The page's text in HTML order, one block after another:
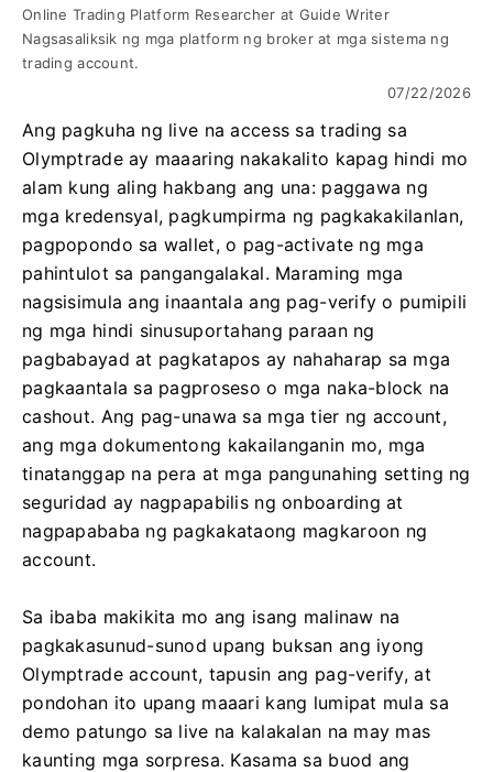
Online Trading Platform Researcher at Guide Writer
Nagsasaliksik ng mga platform ng broker at mga sistema ng
trading account.
07/22/2026
Ang pagkuha ng live na access sa trading sa
Olymptrade ay maaaring nakakalito kapag hindi mo
alam kung aling hakbang ang una: paggawa ng
mga kredensyal, pagkumpirma ng pagkakakilanlan,
pagpopondo sa wallet, o pag-activate ng mga
pahintulot sa pangangalakal. Maraming mga
nagsisimula ang inaantala ang pag-verify o pumipili
ng mga hindi sinusuportahang paraan ng
pagbabayad at pagkatapos ay nahaharap sa mga
pagkaantala sa pagproseso o mga naka-block na
cashout. Ang pag-unawa sa mga tier ng account,
ang mga dokumentong kakailanganin mo, mga
tinatanggap na pera at mga pangunahing setting ng
seguridad ay nagpapabilis ng onboarding at
nagpapababa ng pagkakataong magkaroon ng
account.
Sa ibaba makikita mo ang isang malinaw na
pagkakasunud-sunod upang buksan ang iyong
Olymptrade account, tapusin ang pag-verify, at
pondohan ito upang maaari kang lumipat mula sa
demo patungo sa live na kalakalan na may mas
kaunting mga sorpresa. Kasama sa buod ang